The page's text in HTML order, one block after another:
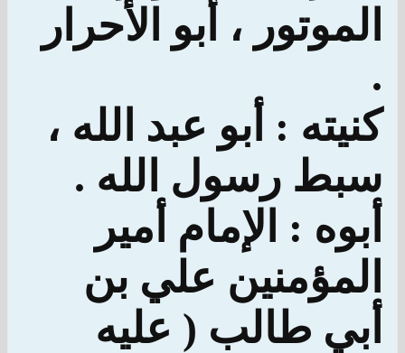
الموتور ، أبو الأحرار
.
كنيته : أبو عبد الله ،
سبط رسول الله .
أبوه : الإمام أمير
المؤمنين علي بن
أبي طالب ( عليه